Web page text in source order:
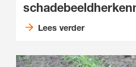
Lees verder